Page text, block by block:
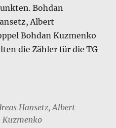
Bohdan
Albert
Bohdan Kuzmenko
die Zähler für die TG
Hansetz, Albert
Kuzmenko